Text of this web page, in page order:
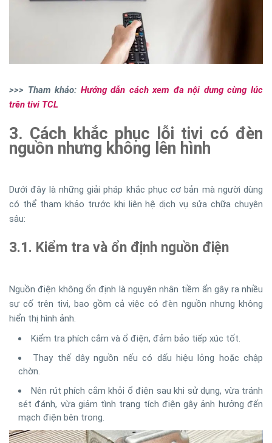
>>> Tham khảo: Hướng dẫn cách xem đa nội dung cùng lúc
trên tivi TCL
3. Cách khắc phục lỗi tivi có đèn
nguồn nhưng không lên hình
Dưới đây là những giải pháp khắc phục cơ bản mà người dùng
có thể tham khảo trước khi liên hệ dịch vụ sửa chữa chuyên
sâu:
3.1. Kiểm tra và ổn định nguồn điện
Nguồn điện không ổn định là nguyên nhân tiềm ẩn gây ra nhiều
sự cố trên tivi, bao gồm cả việc có đèn nguồn nhưng không
hiển thị hình ảnh.
Kiểm tra phích cắm và ổ điện, đảm bảo tiếp xúc tốt.
Thay thế dây nguồn nếu có dấu hiệu lỏng hoặc chập
chờn.
Nên rút phích cắm khỏi ổ điện sau khi sử dụng, vừa tránh
sét đánh, vừa giảm tình trạng tích điện gây ảnh hưởng đến
mạch điện bên trong.